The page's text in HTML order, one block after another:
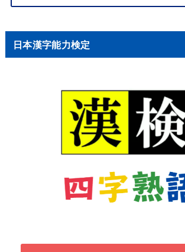
日本漢字能力検定